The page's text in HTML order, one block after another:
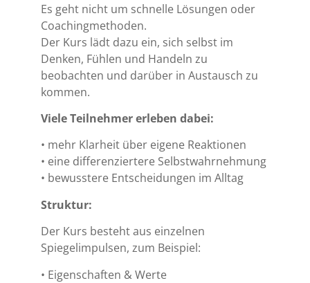
Es geht nicht um schnelle Lösungen oder
Coachingmethoden.
Der Kurs lädt dazu ein, sich selbst im
Denken, Fühlen und Handeln zu
beobachten und darüber in Austausch zu
kommen.
Viele Teilnehmer erleben dabei:
• mehr Klarheit über eigene Reaktionen
• eine differenziertere Selbstwahrnehmung
• bewusstere Entscheidungen im Alltag
Struktur:
Der Kurs besteht aus einzelnen
Spiegelimpulsen, zum Beispiel:
• Eigenschaften & Werte